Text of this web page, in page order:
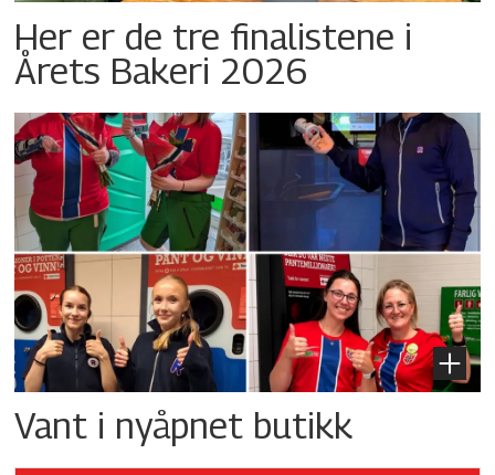
Her er de tre finalistene i
Årets Bakeri 2026
Vant i nyåpnet butikk